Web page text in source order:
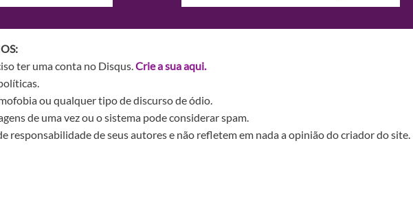
ter uma conta no Disqus.Crie a sua aqui.
ou qualquer tipo de discurso de ódio.
de uma vez ou o sistema pode considerar spam.
responsabilidade de seus autores e não refletem em nada a opinião do criador do site.